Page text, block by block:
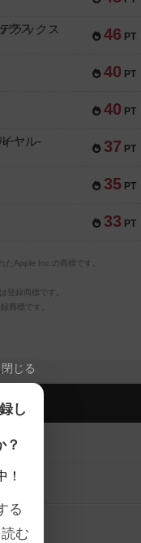
46 PT
ラックス
40 PT
40 PT
37 PT
ヤル-
35 PT
33 PT
たApple Inc.の商標です。
登録商標です。
商標です。
閉じる
し
？
！
る
む